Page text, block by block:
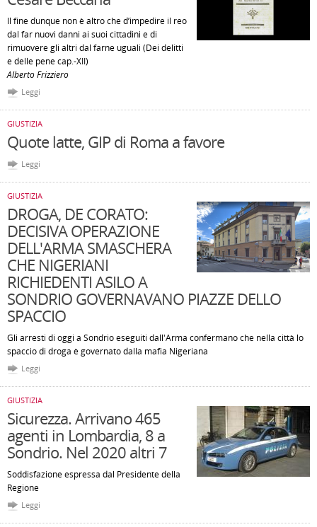
Il fine dunque non è altro che d’impedire il reo
dal far nuovi danni ai suoi cittadini e di
rimuovere gli altri dal farne uguali (Dei delitti
e delle pene cap.-XII)
Alberto Frizziero
Leggi
GIUSTIZIA
Quote latte, GIP di Roma a favore
Leggi
GIUSTIZIA
DROGA, DE CORATO:
DECISIVA OPERAZIONE
DELL'ARMA SMASCHERA
CHE NIGERIANI
RICHIEDENTI ASILO A
SONDRIO GOVERNAVANO PIAZZE DELLO
SPACCIO
Gli arresti di oggi a Sondrio eseguiti dall'Arma confermano che nella città lo
spaccio di droga è governato dalla mafia Nigeriana
Leggi
GIUSTIZIA
Sicurezza. Arrivano 465
agenti in Lombardia, 8 a
Sondrio. Nel 2020 altri 7
Soddisfazione espressa dal Presidente della
Regione
Leggi